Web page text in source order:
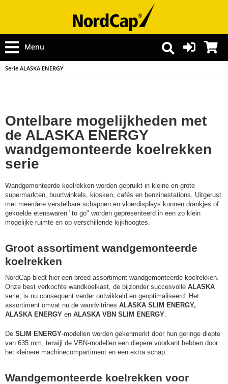
Menu
Serie ALASKA ENERGY
Ontelbare mogelijkheden met
de ALASKA ENERGY
wandgemonteerde koelrekken
serie
Wandgemonteerde koelrekken worden gebruikt in kleine en grote
supermarkten, buurtwinkels, kiosken, cafés en benzinestations. Uitgerust
met meerdere verstelbare schappen en vloerdisplays kunnen drankjes of
gekoelde etenswaren "to go" worden gepresenteerd in een zo klein
mogelijke ruimte en op verschillende kijkhoogtes.
Groot assortiment wandgemonteerde
koelrekken
NordCap biedt hier een breed assortiment wandgemonteerde koelrekken.
Onze best verkochte wandkoelkast, de bijzonder succesvolle ALASKA
serie, is nu consequent verder ontwikkeld en geoptimaliseerd. Het
assortiment omvat nu de wandvitrines ALASKA SLIM ENERGY,
ALASKA ENERGY en ALASKA VBN SLIM ENERGY.
De SLIM ENERGY-modellen worden gekenmerkt door hun geringe diepte
van 635 mm, terwijl de VBN-modellen een diepere voorkant hebben door
het kleinere machinecompartiment en een extra schap.
Wandgemonteerde koelrekken voor